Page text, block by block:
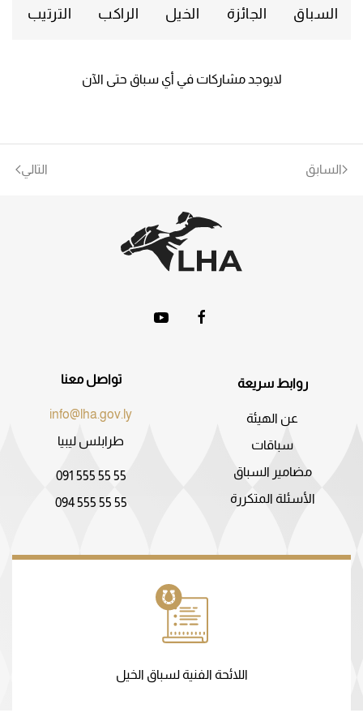
السباق الجائزة الخيل الراكب الترتيب
لايوجد مشاركات في أي سباق حتى الآن
السابق التالي
روابط سريعة
عن الهيئة
سباقات
مضامير السباق
الأسئلة المتكررة
تواصل معنا
info@lha.gov.ly
طرابلس ليبيا
091 555 55 55
094 555 55 55
اللائحة الفنية لسباق الخيل